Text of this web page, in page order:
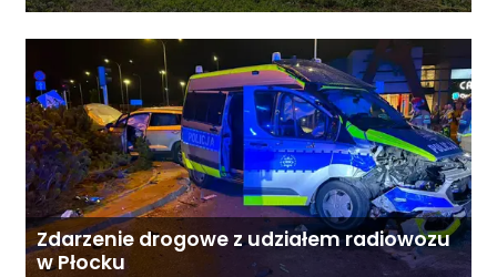
Zdarzenie drogowe z udziałem radiowozu
w Płocku